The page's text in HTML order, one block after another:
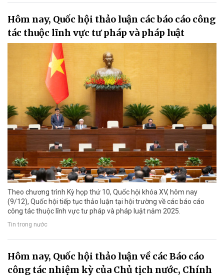
Hôm nay, Quốc hội thảo luận các báo cáo công
tác thuộc lĩnh vực tư pháp và pháp luật
Theo chương trình Kỳ họp thứ 10, Quốc hội khóa XV, hôm nay
(9/12), Quốc hội tiếp tục thảo luận tại hội trường về các báo cáo
công tác thuộc lĩnh vực tư pháp và pháp luật năm 2025.
Tin trong nước
Hôm nay, Quốc hội thảo luận về các Báo cáo
công tác nhiệm kỳ của Chủ tịch nước, Chính